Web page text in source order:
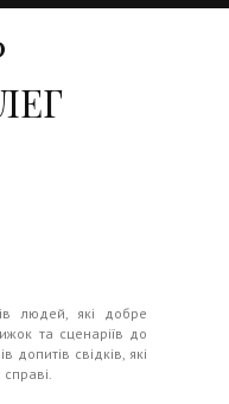
людей, які добре
та сценаріїв до
допитів свідків, які